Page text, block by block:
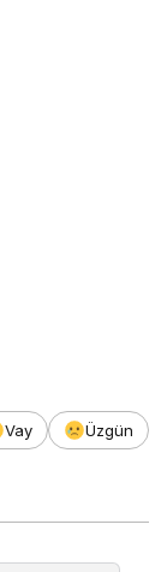
Vay
Üzgün